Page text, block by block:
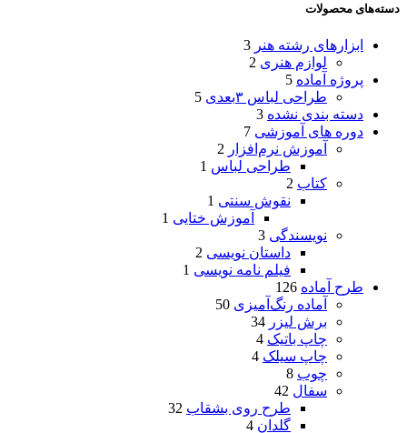
دسته‌های محصولات
ابزارهای رشته هنر 3
لوازم هنری 2
پروژه آماده 5
طراحی لباس ۳بعدی
5
دسته بندی نشده 3
دوره های آموزشی 7
آموزش نرم‌افزار 2
طراحی لباس 1
کتاب 2
نقوش سنتی 1
آموزش ختایی 1
نویسندگی 3
داستان نویسی 2
فیلم نامه نویسی 1
طرح آماده 126
آماده رنگ‌آمیزی 50
برش لیزر 34
چاپ باتیک 4
چاپ سیلک 4
چوب 8
سفال 42
طرح روی بشقاب 32
گلدان 4